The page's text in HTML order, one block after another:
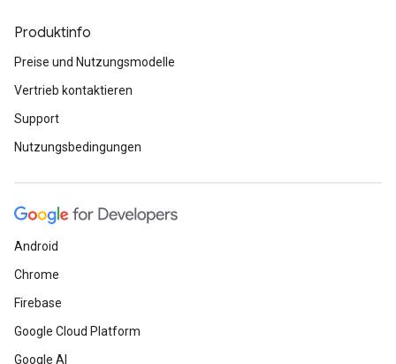
Produktinfo
Preise und Nutzungsmodelle
Vertrieb kontaktieren
Support
Nutzungsbedingungen
Android
Chrome
Firebase
Google Cloud Platform
Google AI